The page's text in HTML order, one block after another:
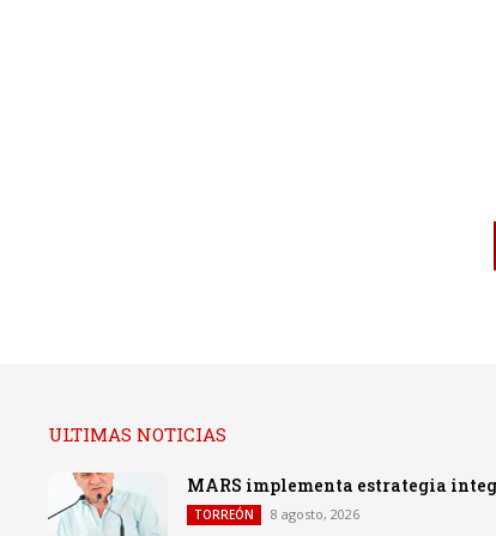
ULTIMAS NOTICIAS
MARS implementa estrategia
TORREÓN 8 agosto, 2026